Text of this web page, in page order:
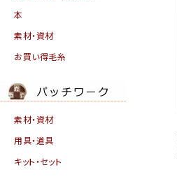
本
素材・資材
お買い得毛糸
素材・資材
用具・道具
キット・セット